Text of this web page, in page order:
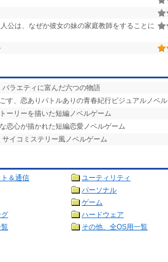
公は、なぜか彼女の妹の家庭教師をすることに
ラエティに富んだ六つの物語
す、恋ありバトルありの青春紀行ビジュアルノベル
ーリーを描いた短編ノベルゲーム
恋心が描かれた短編恋愛ノベルゲーム
イコミステリー風ノベルゲーム
＆通信
ユーティリティ
パーソナル
ゲーム
グ
ハードウェア
その他、全OS用一覧